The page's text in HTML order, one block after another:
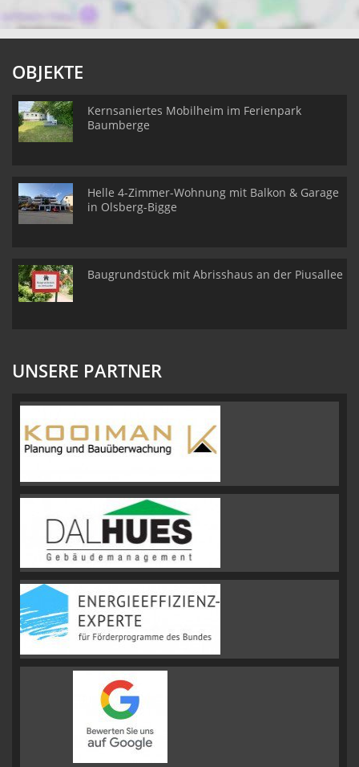
OBJEKTE
Kernsaniertes Mobilheim im Ferienpark
Baumberge
Helle 4-Zimmer-Wohnung mit Balkon & Garage
in Olsberg-Bigge
Baugrundstück mit Abrisshaus an der Piusallee
UNSERE PARTNER